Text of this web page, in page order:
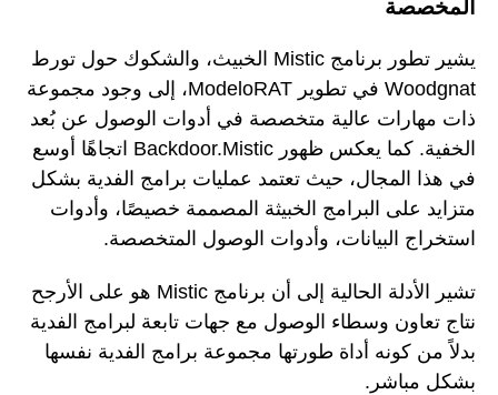
المخصصة
يشير تطور برنامج Mistic الخبيث، والشكوك حول تورط
Woodgnat في تطوير ModeloRAT، إلى وجود مجموعة
ذات مهارات عالية متخصصة في أدوات الوصول عن بُعد
الخفية. كما يعكس ظهور Backdoor.Mistic اتجاهًا أوسع
في هذا المجال، حيث تعتمد عمليات برامج الفدية بشكل
متزايد على البرامج الخبيثة المصممة خصيصًا، وأدوات
استخراج البيانات، وأدوات الوصول المتخصصة.
تشير الأدلة الحالية إلى أن برنامج Mistic هو على الأرجح
نتاج تعاون وسطاء الوصول مع جهات تابعة لبرامج الفدية
بدلاً من كونه أداة طورتها مجموعة برامج الفدية نفسها
بشكل مباشر.